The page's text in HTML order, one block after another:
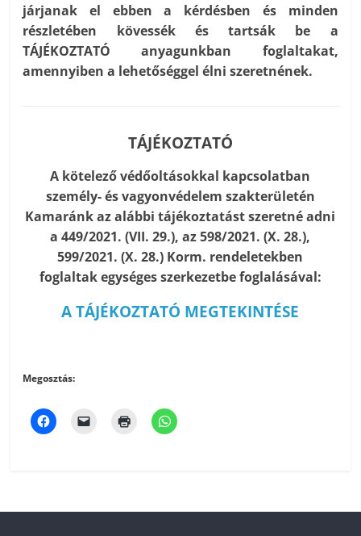
járjanak el ebben a kérdésben és minden
részletében kövessék és tartsák be a
TÁJÉKOZTATÓ anyagunkban foglaltakat,
amennyiben a lehetőséggel élni szeretnének.
TÁJÉKOZTATÓ
A kötelező védőoltásokkal kapcsolatban
személy- és vagyonvédelem szakterületén
Kamaránk az alábbi tájékoztatást szeretné adni
a 449/2021. (VII. 29.), az 598/2021. (X. 28.),
599/2021. (X. 28.) Korm. rendeletekben
foglaltak egységes szerkezetbe foglalásával:
A TÁJÉKOZTATÓ MEGTEKINTÉSE
Megosztás: